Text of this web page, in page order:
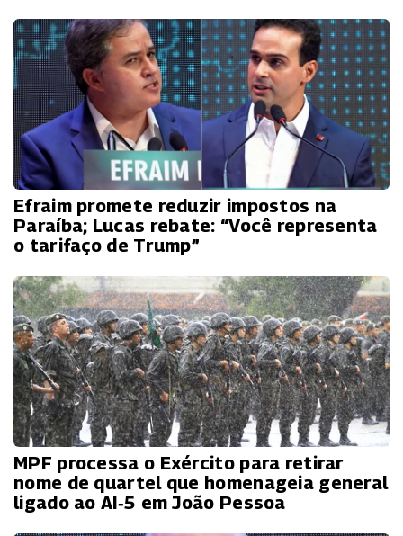
Efraim promete reduzir impostos na
Paraíba; Lucas rebate: “Você representa
o tarifaço de Trump”
MPF processa o Exército para retirar
nome de quartel que homenageia general
ligado ao AI‑5 em João Pessoa